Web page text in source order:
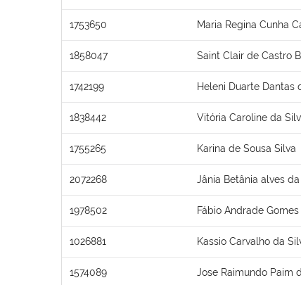
1753650 Maria Regina Cunha
1858047 Saint Clair de Castro
1742199 Heleni Duarte Dantas
1838442 Vitória Caroline da
1755265 Karina de Sousa Silva
2072268 Jânia Betânia alves da
1978502 Fábio Andrade Gomes
1026881 Kassio Carvalho da
1574089 Jose Raimundo Paim